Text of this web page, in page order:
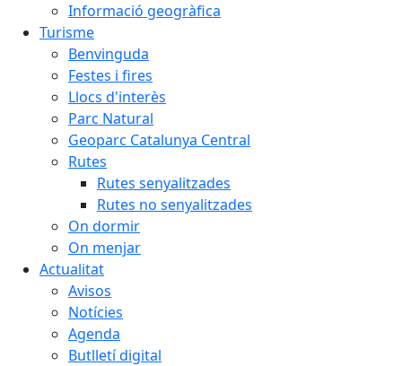
Informació geogràfica
Turisme
Benvinguda
Festes i fires
Llocs d'interès
Parc Natural
Geoparc Catalunya Central
Rutes
Rutes senyalitzades
Rutes no senyalitzades
On dormir
On menjar
Actualitat
Avisos
Notícies
Agenda
Butlletí digital